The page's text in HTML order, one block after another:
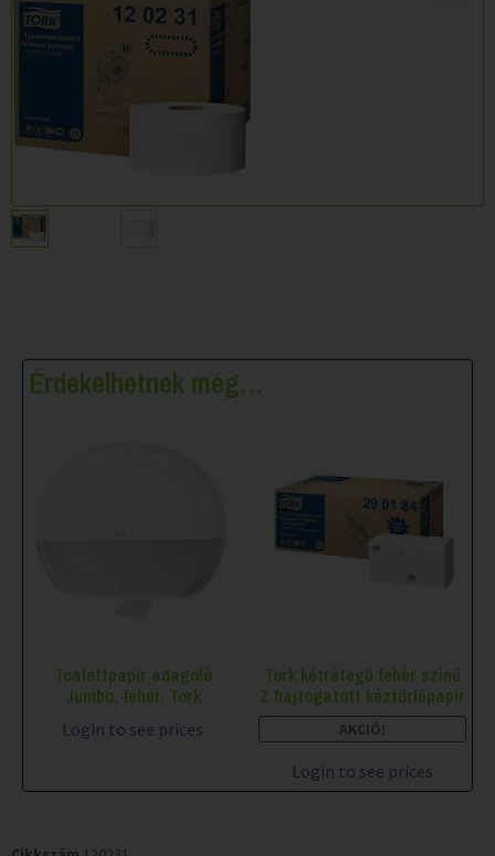
Érdekelhetnek még…
Toalettpapír adagoló
Jumbo, fehér, Tork
Login to see prices
Tork kétrétegű fehér színű
Z hajtogatott kéztörlőpapír
AKCIÓ!
Login to see prices